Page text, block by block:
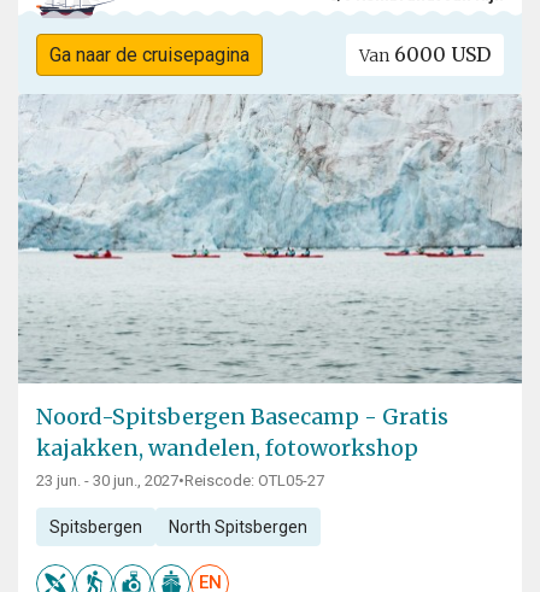
Ga naar de cruisepagina Van 6000 USD
Noord-Spitsbergen Basecamp - Gratis
kajakken, wandelen, fotoworkshop
23 jun. - 30 jun., 2027•Reiscode: OTL05-27
Spitsbergen North Spitsbergen
EN